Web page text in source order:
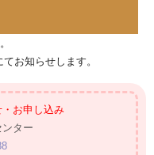
お知らせします。
お申し込み
ター